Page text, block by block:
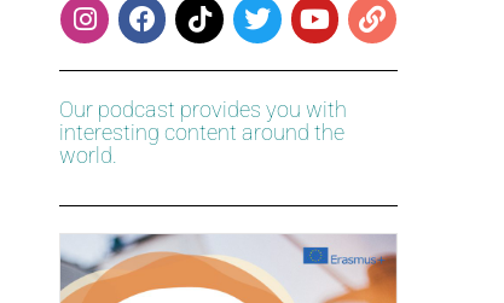
Our podcast provides you with
interesting content around the
world.